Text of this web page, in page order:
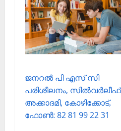
ജനറല്‍ പി എസ് സി
പരിശീലനം, സില്‍വര്‍ലീഫ്
അക്കാദമി, കോഴിക്കോട്,
ഫോണ്‍: 82 81 99 22 31